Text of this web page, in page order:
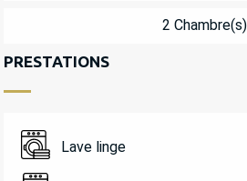
2 Chambre(s)
PRESTATIONS
Lave linge